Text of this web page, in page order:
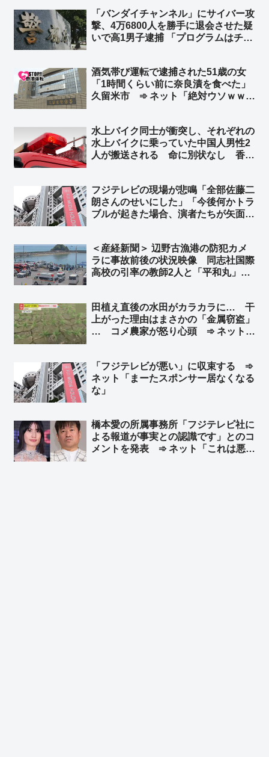
「バンダイチャンネル」にサイバー攻
撃、4万6800人を勝手に退会させた疑
いで高1男子逮捕 「プログラムはチャ
ｗ」「DAZNの年間契約者を解約させ
たら英雄だったかも」
酒気帯び運転で逮捕された51歳の女
「1時間くらい前に奈良漬を食べた」
久留米市 ➾ ネット「絶対ウソｗｗｗ
水上バイク同士が衝突し、それぞれの
水上バイクに乗っていた中国人男性2
人が搬送される 命に別状なし 香川
る」「特殊小型船舶の免許持ってるか
も調べろ」
フジテレビの現場が悲鳴「全部佐藤二
朗さんのせいにした」「今後何かトラ
ブルが起きた場合、演者たちが矢面に
から渡邊渚と橋本愛だけを使ってドラ
マ作ればいいやん」
＜産経新聞＞ 辺野古漁港の防犯カメ
ラに事故前後の状況映像 同志社国際
高校の引率の教師2人と「平和丸」の
和』だの『人権』だの言ってる連中こ
そ命を粗末に扱うのが良くわかる」
田植え直後の水田がカラカラに… 干
上がった理由はまさかの「金属窃盗」
… コメ農家が怒り心頭 ➾ ネット
「フジテレビが悪い」に収束する ➾
ネット「まーたスポンサー居なくなる
な」
橋本愛の所属事務所「フジテレビ社に
よる報道が事実との認識です」とのコ
メントを発表 ➾ ネット「これは悪手